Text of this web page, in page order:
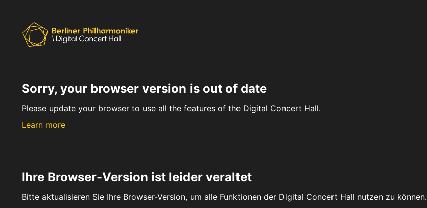
Sorry, your browser version is out of date
Please update your browser to use all the features of the Digital Concert Hall.
Learn more
Ihre Browser-Version ist leider veraltet
Bitte aktualisieren Sie Ihre Browser-Version, um alle Funktionen der Digital Concert Hall nutzen zu können.